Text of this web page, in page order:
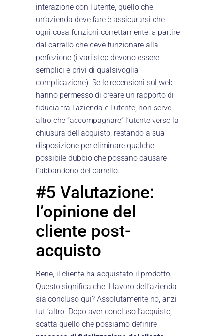
interazione con l’utente, quello che
un’azienda deve fare è assicurarsi che
ogni cosa funzioni correttamente, a partire
dal carrello che deve funzionare alla
perfezione (i vari step devono essere
semplici e privi di qualsivoglia
complicazione). Se le recensioni sul web
hanno permesso di creare un rapporto di
fiducia tra l’azienda e l’utente, non serve
altro che “accompagnare” l’utente verso la
chiusura dell’acquisto, restando a sua
disposizione per eliminare qualche
possibile dubbio che possano causare
l’abbandono del carrello.
#5 Valutazione:
l’opinione del
cliente post-
acquisto
Bene, il cliente ha acquistato il prodotto.
Questo significa che il lavoro dell’azienda
sia concluso qui? Assolutamente no, anzi
tutt’altro. Dopo aver concluso l’acquisto,
scatta quello che possiamo definire